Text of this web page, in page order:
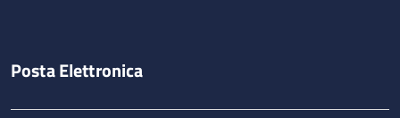
Posta Elettronica